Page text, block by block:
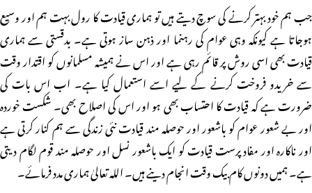
جب ہم خود بہتر کرنے کی سوچ دیتے ہیں تو ہماری قیادت کا رول بہت ہم اور وسیع
ہوجاتا ہے کیونکہ وہی عوام کی رہنما اور ذہن ساز ہوتی ہے۔ بدقستی سے ہماری
قیادت بھی اسی روش پر قائم رہی ہے اور اس نے ہمیشہ مسلمانوں کو اقتدار وقت
سے خریدو فروخت کرنے کے لیے اسے استعمال کیا ہے۔ اب اس بات کی
ضرورت ہے کہ قیادت کا احتساب بھی ہو اور اس کی اصلاح بھی۔ شکست خوردہ
اور بے شعور عوام کو باشعور اور حوصلہ مند قیادت نئی زندگی سے ہم کنار کرتی ہے
اور ناکارہ اور مفاد پرست قیادت کو ایک باشعور نسل اور حوصلہ مند قوم لگام دیتی
ہے۔ ہمیں دونوں کام بیک وقت انجام دینے ہیں۔ اللہ تعالیٰ ہماری مدد فرمائے۔